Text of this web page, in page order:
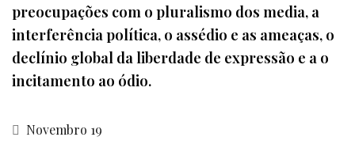
preocupações com o pluralismo dos media, a
interferência política, o assédio e as ameaças, o
declínio global da liberdade de expressão e a o
incitamento ao ódio.
Novembro 19